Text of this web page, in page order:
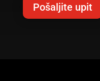
Pošaljite upit